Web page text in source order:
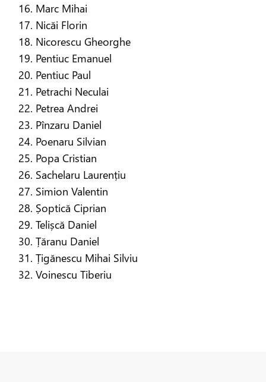
Marc Mihai
Nicăi Florin
Nicorescu Gheorghe
Pentiuc Emanuel
Pentiuc Paul
Petrachi Neculai
Petrea Andrei
Pînzaru Daniel
Poenaru Silvian
Popa Cristian
Sachelaru Laurențiu
Simion Valentin
Șoptică Ciprian
Telișcă Daniel
Țăranu Daniel
Țigănescu Mihai Silviu
Voinescu Tiberiu